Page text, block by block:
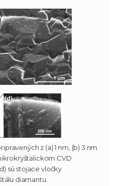
z (a) 1 nm, (b) 3 nm
CVD
sú stojace vločky
diamantu.